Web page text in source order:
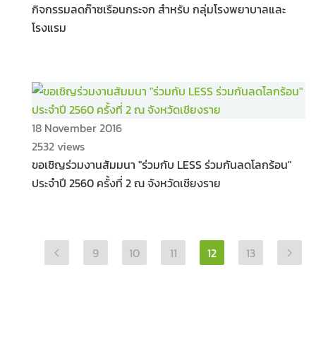
กิจกรรมลดก๊าซเรือนกระจก สำหรับ กลุ่มโรงพยาบาลและ
โรงแรม
18 November 2016
2532 views
ขอเชิญร่วมงานสัมมนา "ร่วมกับ LESS ร่วมกันลดโลกร้อน"
ประจำปี 2560 ครั้งที่ 2 ณ จังหวัดเชียงราย
9 10 11 12 13